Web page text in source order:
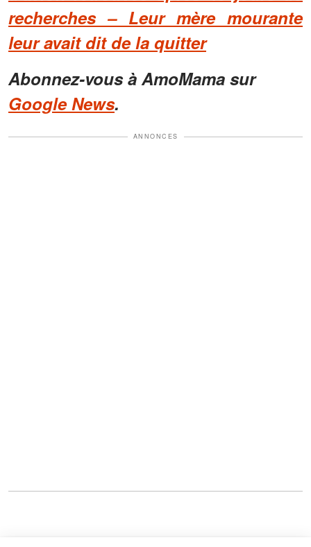
recherches – Leur mère mourante
leur avait dit de la quitter
Abonnez-vous à AmoMama sur
Google News.
ANNONCES